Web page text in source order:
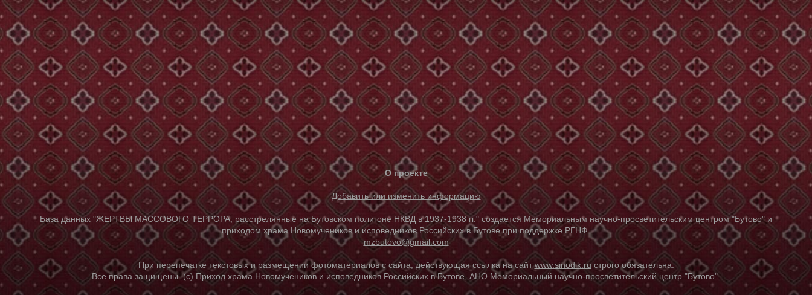
О проекте
Добавить или изменить информацию
База данных "ЖЕРТВЫ МАССОВОГО ТЕРРОРА, расстрелянные на Бутовском полигоне НКВД в 1937-1938 гг." создается Мемориальным научно-просветительским центром "Бутово" и
приходом храма Новомучеников и исповедников Российских в Бутове при поддержке РГНФ.
mzbutovo@gmail.com
При перепечатке текстовых и размещении фотоматериалов с сайта, действующая ссылка на сайтwww.sinodik.ru строго обязательна.
Все права защищены. (с) Приход храма Новомучеников и исповедников Российских в Бутове, АНО Мемориальный научно-просветительский центр "Бутово".